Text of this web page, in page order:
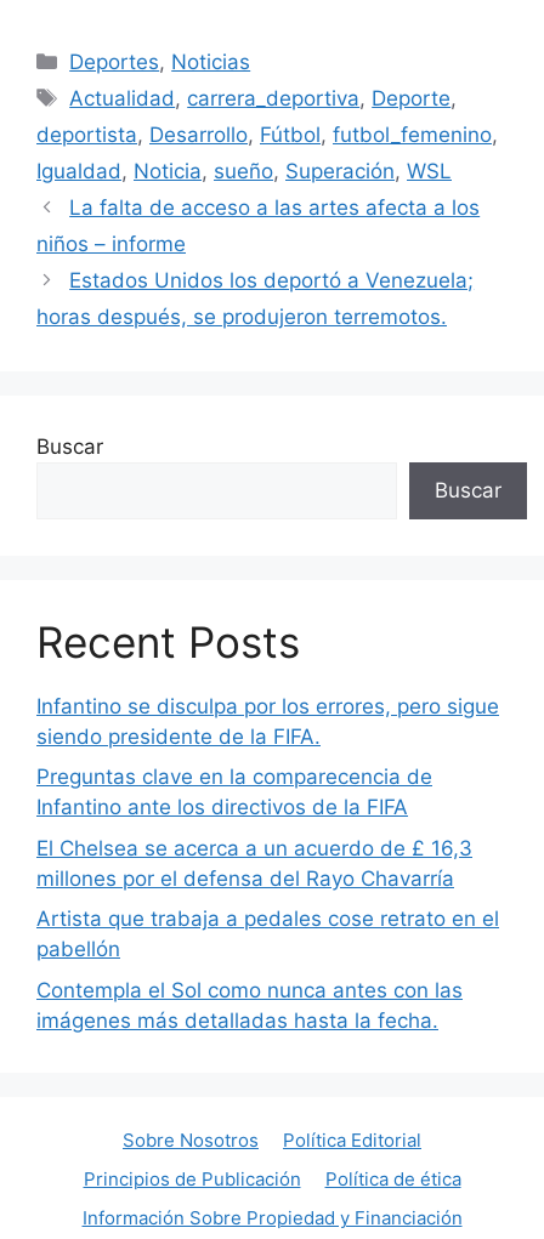
Categorías
Deportes, Noticias
Etiquetas
Actualidad , carrera_deportiva, Deporte,
deportista, Desarrollo, Fútbol, futbol_femenino,
Igualdad , Noticia, sueño, Superación, WSL
La falta de acceso a las artes afecta a los
niños – informe
Estados Unidos los deportó a Venezuela;
horas después, se produjeron terremotos.
Buscar
Buscar
Recent Posts
Infantino se disculpa por los errores, pero sigue
siendo presidente de la FIFA.
Preguntas clave en la comparecencia de
Infantino ante los directivos de la FIFA
El Chelsea se acerca a un acuerdo de £ 16,3
millones por el defensa del Rayo Chavarría
Artista que trabaja a pedales cose retrato en el
pabellón
Contempla el Sol como nunca antes con las
imágenes más detalladas hasta la fecha.
Sobre Nosotros
Política Editorial
Principios de Publicación
Política de ética
Información Sobre Propiedad y Financiación